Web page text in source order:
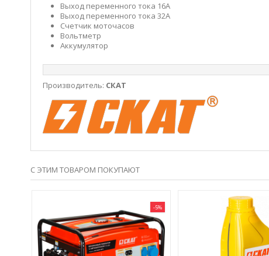
Выход переменного тока 16А
Выход переменного тока 32А
Счетчик моточасов
Вольтметр
Аккумулятор
Производитель: СКАТ
С ЭТИМ ТОВАРОМ ПОКУПАЮТ
-5%